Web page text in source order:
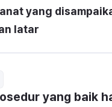
yang
latar
yang baik